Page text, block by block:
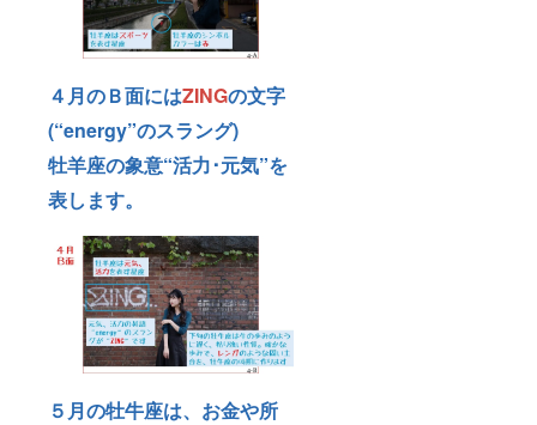
４月のＢ面にはZINGの文字
(“energy”のスラング)
牡羊座の象意“活力･元気”を
表します。
５月の牡牛座は、お金や所